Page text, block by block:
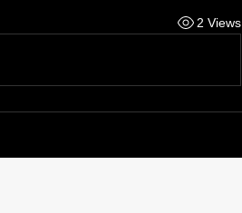
2 Views